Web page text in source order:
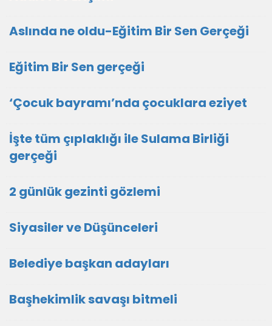
Aslında ne oldu-Eğitim Bir Sen Gerçeği
Eğitim Bir Sen gerçeği
‘Çocuk bayramı’nda çocuklara eziyet
İşte tüm çıplaklığı ile Sulama Birliği
gerçeği
2 günlük gezinti gözlemi
Siyasiler ve Düşünceleri
Belediye başkan adayları
Başhekimlik savaşı bitmeli